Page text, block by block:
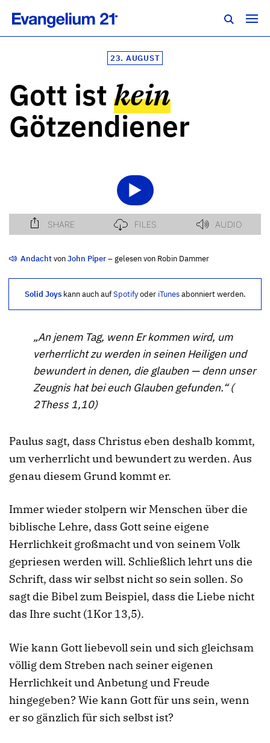
23. AUGUST
Gott istkein
Götzendiener
AndachtvonJohn Piper– gelesen von Robin Dammer
Solid Joyskann auch aufSpotifyoder iTunesabonniert werden.
„An jenem Tag, wenn Er kommen wird, um
verherrlicht zu werden in seinen Heiligen und
bewundert in denen, die glauben — denn unser
Zeugnis hat bei euch Glauben gefunden.“ (
2Thess 1,10)
Paulus sagt, dass Christus eben deshalb kommt,
um verherrlicht und bewundert zu werden. Aus
genau diesem Grund kommt er.
Immer wieder stolpern wir Menschen über die
biblische Lehre, dass Gott seine eigene
Herrlichkeit großmacht und von seinem Volk
gepriesen werden will. Schließlich lehrt uns die
Schrift, dass wir selbst nicht so sein sollen. So
sagt die Bibel zum Beispiel, dass die Liebe nicht
das Ihre sucht (1Kor 13,5).
Wie kann Gott liebevoll sein und sich gleichsam
völlig dem Streben nach seiner eigenen
Herrlichkeit und Anbetung und Freude
hingegeben? Wie kann Gott für uns sein, wenn
er so gänzlich für sich selbst ist?